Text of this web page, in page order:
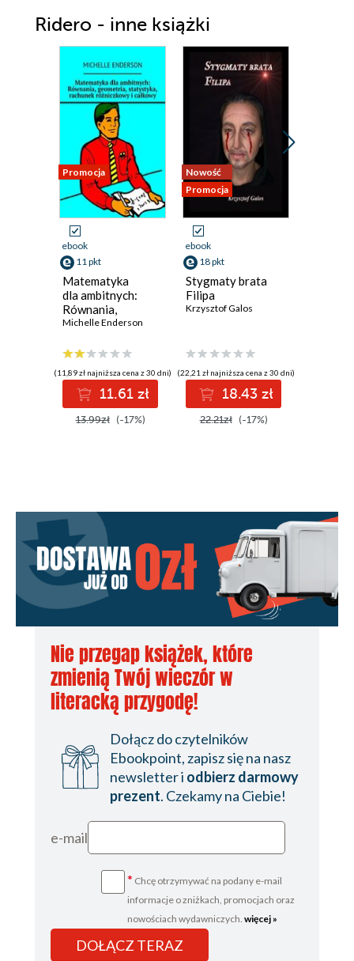
Ridero - inne książki
Promocja
ebook
11 pkt
Matematyka
dla ambitnych:
Równania,
geometria,
rachunek
różniczkowy
i całkowy
Michelle Enderson
(11,89 zł najniższa cena z 30 dni)
11.61 zł
13.99zł (-17%)
Nowość
Promocja
ebook
18 pkt
Stygmaty brata
Filipa
Krzysztof Galos
(22,21 zł najniższa cena z 30 dni)
18.43 zł
22.21zł (-17%)
Nie przegap książek, które
zmienią Twój wieczór w
literacką przygodę!
Dołącz do czytelników
Ebookpoint, zapisz się na nasz
newsletter i odbierz darmowy
prezent. Czekamy na Ciebie!
e-mail
* Chcę otrzymywać na podany e-mail
informacje o zniżkach, promocjach oraz
nowościach wydawniczych. więcej »
DOŁĄCZ TERAZ